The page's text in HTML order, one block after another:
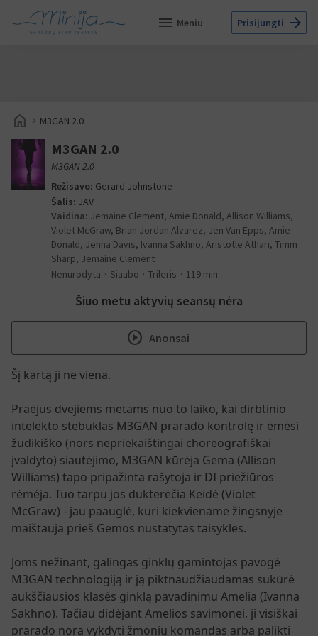
menu Meniu Prisijungti arrow_forward
home navigate_next M3GAN 2.0
M3GAN 2.0
M3GAN 2.0
Režisavo: Gerard Johnstone
Šalis: JAV
Vaidina: Jemaine Clement, Amie Donald, Allison Williams,
Violet McGraw, Brian Jordan Alvarez, Jen Van Epps, Amie
Donald, Jenna Davis, Ivanna Sakhno, Aristotle Athari, Timm
Sharp, Jemaine Clement
Nenurodyta
Siaubo Trileris 119 min
Šiuo metu aktyvių seansų nėra
play_circle Anonsai
Šį kartą ji ne viena.
Praėjus dvejiems metams nuo to laiko, kai dirbtinio
intelekto stebuklas M3GAN prarado kontrolę ir ėmėsi
žudikiško (nors nepriekaištingai choreografiškai
įvaldyto) siautėjimo, M3GAN kūrėja Gema (Allison
Williams) tapo pripažinta rašytoja ir DI priežiūros
rėmėja. Tuo tarpu jos dukterėčia Keidė (Violet
McGraw) - jau paauglė, kuri kiekviename žingsnyje
maištauja prieš Gemos nustatytas taisykles.
Joms nežinant, galingas ginklų gamintojas pavogė
M3GAN technologiją ir ją piktnaudžiaudamas sukūrė
aukščiausios klasės ginklą pavadinimu Amelia (Ivanna
Sakhno). Tačiau didėjant Amelios savimonei, ji visiškai
prarado norą vykdyti žmonių komandas arba palikti